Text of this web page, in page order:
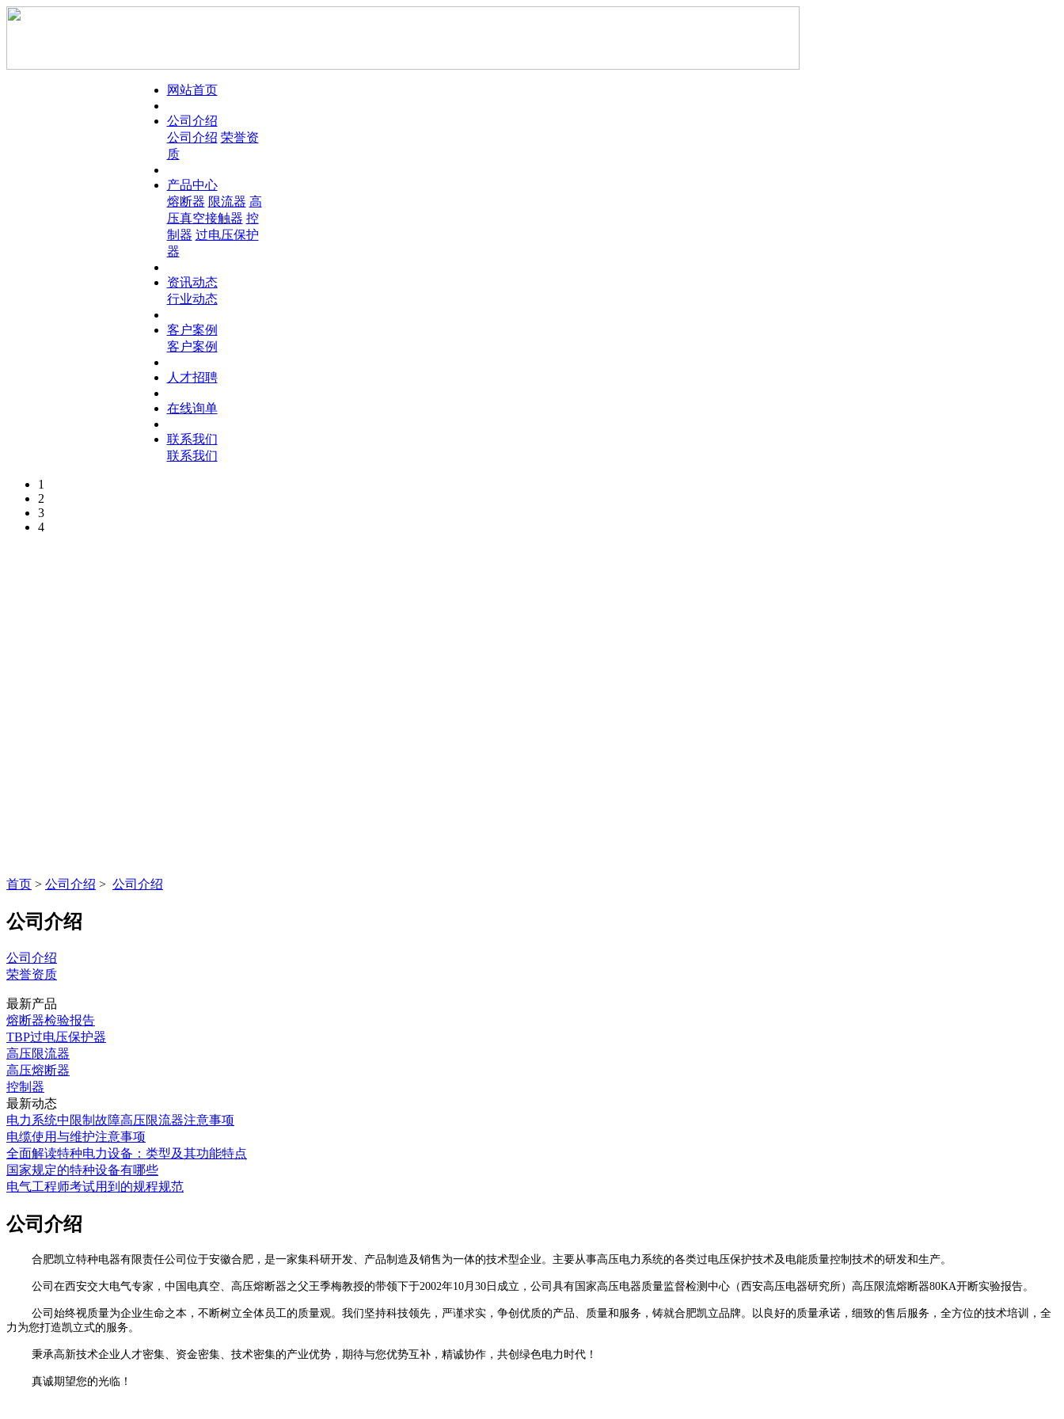
网站首页
公司介绍
公司介绍 荣誉资
质
产品中心
熔断器 限流器 高
压真空接触器 控
制器 过电压保护
器
资讯动态
行业动态
客户案例
客户案例
人才招聘
在线询单
联系我们
联系我们
1
2
3
4
首页 > 公司介绍 > 公司介绍
公司介绍
公司介绍
荣誉资质
最新产品
熔断器检验报告
TBP过电压保护器
高压限流器
高压熔断器
控制器
最新动态
电力系统中限制故障高压限流器注意事项
电缆使用与维护注意事项
全面解读特种电力设备：类型及其功能特点
国家规定的特种设备有哪些
电气工程师考试用到的规程规范
公司介绍
合肥凯立特种电器有限责任公司位于安徽合肥， 是一家集科研开发、产品制造及销售为一体的技术型企业。主要从事高压电力系统的各类过电压保护技术及电能质量控制技术的研发和生产。
公司在西安交大电气专家，中国电真空、高压熔断器之父王季梅教授的带领下于2002年10月30日成立，公司具有国家高压电器质量监督检测中心（西安高压电器研究所）高压限流熔断器80KA开断实验报告。
公司始终视质量为企业生命之本，不断树立全体员工的质量观。我们坚持科技领先，严谨求实，争创优质的产品、质量和服务，铸就合肥凯立品牌。以良好的质量承诺，细致的售后服务，全方位的技术培训，全
力为您打造凯立式的服务。
秉承高新技术企业人才密集、资金密集、技术密集的产业优势，期待与您优势互补，精诚协作，共创绿色电力时代！
真诚期望您的光临！